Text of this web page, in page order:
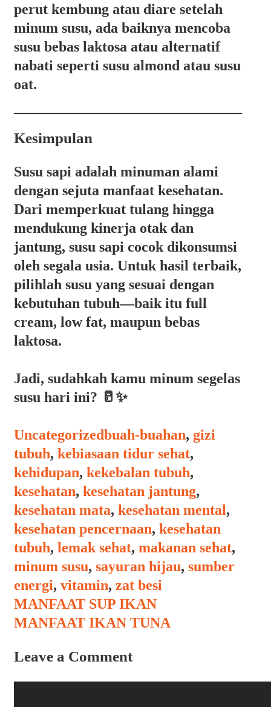
perut kembung atau diare setelah
minum susu, ada baiknya mencoba
susu bebas laktosa atau alternatif
nabati seperti susu almond atau susu
oat.
Kesimpulan
Susu sapi adalah minuman alami
dengan sejuta manfaat kesehatan.
Dari memperkuat tulang hingga
mendukung kinerja otak dan
jantung, susu sapi cocok dikonsumsi
oleh segala usia. Untuk hasil terbaik,
pilihlah susu yang sesuai dengan
kebutuhan tubuh—baik itu full
cream, low fat, maupun bebas
laktosa.
Jadi, sudahkah kamu minum segelas
susu hari ini? 🥛✨
Categories
UncategorizedTags
buah-buahan, gizi
tubuh, kebiasaan tidur sehat,
kehidupan, kekebalan tubuh,
kesehatan, kesehatan jantung,
kesehatan mata, kesehatan mental,
kesehatan pencernaan, kesehatan
tubuh, lemak sehat, makanan sehat,
minum susu, sayuran hijau, sumber
energi, vitamin, zat besi
Post
navigation
MANFAAT SUP IKAN
MANFAAT IKAN TUNA
Leave a Comment